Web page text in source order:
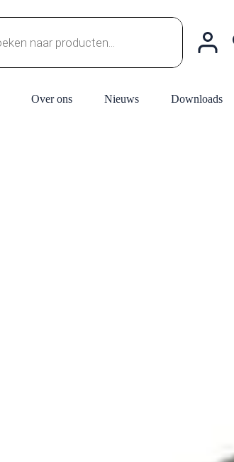
Over ons Nieuws Downloads